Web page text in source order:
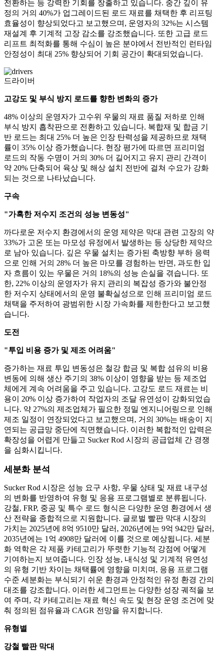
전환하는 등 강력한 기회를 창출하고 있습니다. 중간 깊이 유
정의 거의 40%가 업그레이드된 로드 재료를 채택한 후 리프팅
효율성이 향상되었다고 보고했으며, 운영자의 32%는 시스템
재설계 후 기계적 고장 감소를 강조했습니다. 또한 고급 로드
리프트 최적화를 통해 수심이 높은 분야에서 전반적인 런타임
안정성이 최대 25% 향상되어 기회 공간이 확대되었습니다.
드라이버
고강도 및 부식 방지 로드를 향한 변화의 증가
48% 이상의 운영자가 고수위 우물의 재료 품질 저하로 인해
부식 방지 흡착판으로 전환하고 있습니다. 복합재 및 합금 기
반 로드는 최대 25% 더 높은 인장 탄력성을 제공하므로 채택
률이 35% 이상 증가했습니다. 현장 평가에 따르면 프리미엄
로드의 작동 수명이 거의 30% 더 길어지고 유지 관리 간격이
약 20% 단축되어 육상 및 해상 설치 전반에 걸쳐 수요가 강화
되는 것으로 나타났습니다.
구속
"가혹한 저수지 조건의 성능 변동성"
까다로운 저수지 환경에서의 운영 제약은 막대 관련 고장의 약
33%가 고온 또는 마모성 유정에서 발생하는 등 상당한 제약으
로 남아 있습니다. 깊은 우물 설치는 증가된 축방향 부하 응력
으로 인해 거의 28% 더 높은 마모를 경험하는 반면, 과도한 입
자 흐름이 있는 우물은 거의 18%의 성능 손실을 겪습니다. 또
한, 22% 이상의 운영자가 유지 관리의 복잡성 증가와 불안정
한 저수지 상태에서의 운영 불확실성으로 인해 프리미엄 로드
채택을 주저하여 광범위한 시장 가속화를 제한한다고 보고했
습니다.
도전
"투입 비용 증가 및 제조 어려움"
증가하는 재료 투입 변동성은 철강 합금 및 복합 섬유의 비용
변동에 의해 생산 주기의 38% 이상이 영향을 받는 등 제조업
체에게 계속 어려움을 주고 있습니다. 고강도 로드 재료는 비
용이 20% 이상 증가하여 작업자의 조달 유연성이 강화되었습
니다. 약 27%의 제조업체가 필요한 정밀 엔지니어링으로 인해
제조 일정이 연장되었다고 보고했으며, 거의 30%는 배송이 지
연되는 공급망 중단에 직면했습니다. 이러한 복합적인 압력은
확장성을 어렵게 만들고 Sucker Rod 시장의 공급업체 간 경쟁
을 심화시킵니다.
세분화 분석
Sucker Rod 시장은 성능 요구 사항, 우물 상태 및 재료 내구성
의 변화를 반영하여 유형 및 응용 프로그램별로 분류됩니다.
강철, FRP, 중공 및 특수 로드 형식은 다양한 운영 환경에서 생
산 전략을 종합적으로 지원합니다. 글로벌 빨판 막대 시장의
가치는 2025년에 8억 9510만 달러, 2026년에는 9억 942만 달러,
2035년에는 1억 4908만 달러에 이를 것으로 예상됩니다. 세분
화 역학은 각 제품 카테고리가 뚜렷한 기능적 강점에 어떻게
기여하는지 보여줍니다. 인장 성능, 내식성 및 기계적 유연성
의 유형 기반 차이는 채택률에 영향을 미치며, 응용 프로그램
수준 세분화는 부식되기 쉬운 환경과 안정적인 유정 환경 간의
대조를 강조합니다. 이러한 세그먼트는 다양한 성장 궤적을 보
여 주며, 각 카테고리는 재료 혁신 속도 및 현장 운영 조건에 맞
춰 정의된 점유율과 CAGR 전망을 유지합니다.
유형별
강철 빨판 막대